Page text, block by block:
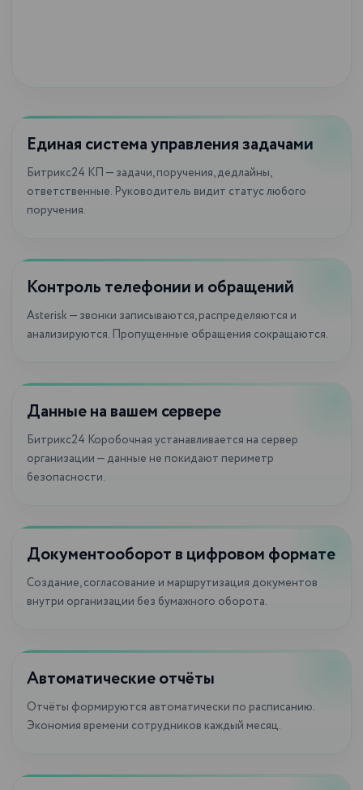
Единая система управления задачами
Битрикс24 КП — задачи, поручения, дедлайны,
ответственные. Руководитель видит статус любого
поручения.
Контроль телефонии и обращений
Asterisk — звонки записываются, распределяются и
анализируются. Пропущенные обращения сокращаются.
Данные на вашем сервере
Битрикс24 Коробочная устанавливается на сервер
организации — данные не покидают периметр
безопасности.
Документооборот в цифровом формате
Создание, согласование и маршрутизация документов
внутри организации без бумажного оборота.
Автоматические отчёты
Отчёты формируются автоматически по расписанию.
Экономия времени сотрудников каждый месяц.